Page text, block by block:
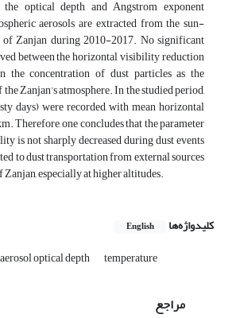
optical depth and Angstrom exponent
aerosols are extracted from the sun-
of Zanjan during 2010-2017. No significant
between the horizontal visibility reduction
the concentration of dust particles as the
Zanjan’s atmosphere. In the studied period,
days) were recorded, with mean horizontal
Therefore, one concludes that the parameter
is not sharply decreased during dust events
to dust transportation from external sources
Zanjan, especially at higher altitudes.
کلیدواژه‌ها English
aerosol optical depth temperature
مراجع